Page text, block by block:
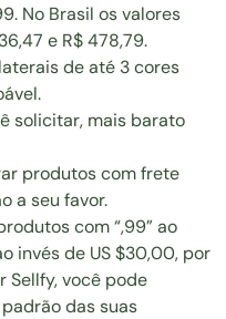
No Brasil os valores
e R$ 478,79.
de até 3 cores
solicitar, mais barato
produtos com frete
a seu favor.
com “,99” ao
invés de US $30,00, por
Sellfy, você pode
das suas